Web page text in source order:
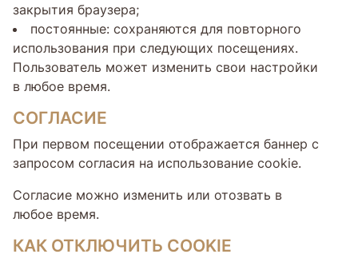
закрытия браузера;
постоянные: сохраняются для повторного
использования при следующих посещениях.
Пользователь может изменить свои настройки
в любое время.
СОГЛАСИЕ
При первом посещении отображается баннер с
запросом согласия на использование cookie.
Согласие можно изменить или отозвать в
любое время.
КАК ОТКЛЮЧИТЬ COOKIE